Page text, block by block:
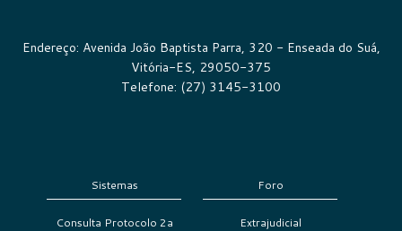
Endereço: Avenida João Baptista Parra, 320 - Enseada do Suá,
Vitória-ES, 29050-375
Telefone: (27) 3145-3100
Sistemas
Consulta Protocolo 2a
Foro
Extrajudicial